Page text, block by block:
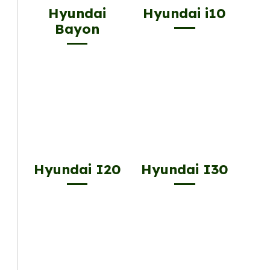
Hyundai
Bayon
Hyundai i10
Hyundai I20 Hyundai I30